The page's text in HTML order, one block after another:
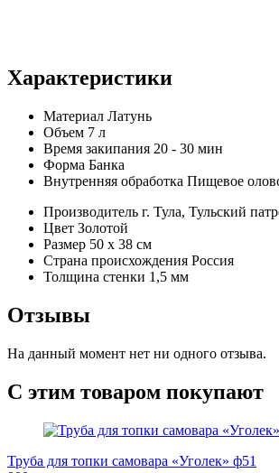
Характеристики
Материал Латунь
Объем 7 л
Время закипания 20 - 30 мин
Форма Банка
Внутренняя обработка Пищевое
Производитель г. Тула, Тульский
Цвет Золотой
Размер 50 x 38 см
Страна происхождения Россия
Толщина стенки 1,5 мм
Отзывы
На данный момент нет ни одного отзыва.
С этим товаром покупают
Труба для топки самовара «Уголек» ф51